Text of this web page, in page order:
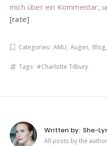
mich über ein Kommentar,
[rate]
Categories: AMU, Augen, Blog,
Tags: Charlotte Tilbury
Written by: She-
All posts by the author